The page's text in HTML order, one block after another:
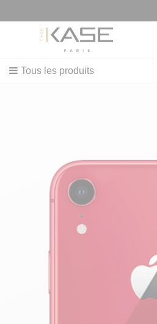
Tous les produits